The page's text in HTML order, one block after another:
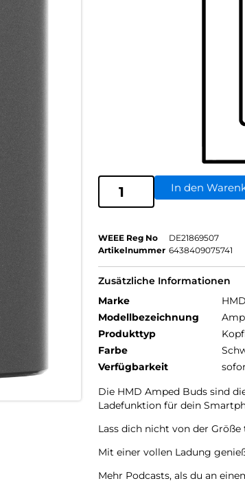
In den
WEEE Reg No
DE21869507
Artikelnummer 6438409075741
Zusätzliche Informationen
Marke
HMD
Modellbezeichnung
Produkttyp
Farbe
Verfügbarkeit
Die HMD Amped Buds sind
Ladefunktion für dein
Lass dich nicht von der
Mit einer vollen Ladung
Mehr Podcasts, als du an